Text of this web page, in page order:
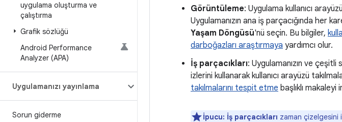
uygulama oluşturma ve
çalıştırma
Grafik sözlüğü
Android Performance
Analyzer (APA)
Uygulamanızı yayınlama
Sorun giderme
Görüntüleme: Uygulama kullanıcı
Uygulamanızın ana iş parçacığında her
Yaşam Döngüsü'nü seçin. Bu bilgiler,
darboğazları araştırmaya yardımcı olur.
İş parçacıkları: Uygulamanızın ve çeşitli
izlerini kullanarak kullanıcı arayüzü
takılmalarını tespit etme başlıklı makaleyi
İpucu: İş parçacıkları zaman çizelgesini